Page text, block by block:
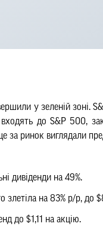
у зеленій зоні.
до S&P 500,
за ринок виглядали
дивіденди на 49%.
злетіла на 83% р/р, до
до $1,11 на акцію.